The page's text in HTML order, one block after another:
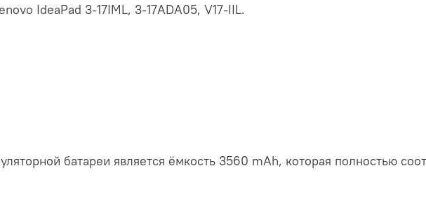
IdeaPad 3-17IML, 3-17ADA05, V17-IIL.
батареи является ёмкость 3560 mAh, которая полностью